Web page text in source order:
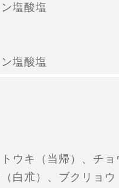
塩酸塩
塩酸塩
ウキ（当帰）、チ
白朮）、ブクリョ